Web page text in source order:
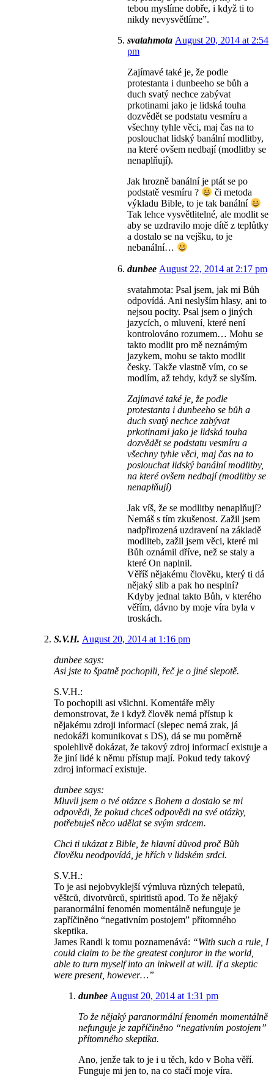
tebou myslíme dobře, i když ti to
nikdy nevysvětlíme”.
svatahmota August 20, 2014 at 2:54
pm
Zajímavé také je, že podle
protestanta i dunbeeho se bůh a
duch svatý nechce zabývat
prkotinami jako je lidská touha
dozvědět se podstatu vesmíru a
všechny tyhle věci, maj čas na to
poslouchat lidský banální modlitby,
na které ovšem nedbají (modlitby se
nenaplňují).
Jak hrozně banální je ptát se po
podstatě vesmíru ?
či metoda
výkladu Bible, to je tak banální
Tak lehce vysvětlitelné, ale modlit se
aby se uzdravilo moje dítě z teplůtky
a dostalo se na vejšku, to je
nebanální…
dunbee August 22, 2014 at 2:17 pm
svatahmota: Psal jsem, jak mi Bůh
odpovídá. Ani neslyším hlasy, ani to
nejsou pocity. Psal jsem o jiných
jazycích, o mluvení, které není
kontrolováno rozumem… Mohu se
takto modlit pro mě neznámým
jazykem, mohu se takto modlit
česky. Takže vlastně vím, co se
modlím, až tehdy, když se slyším.
Zajímavé také je, že podle
protestanta i dunbeeho se bůh a
duch svatý nechce zabývat
prkotinami jako je lidská touha
dozvědět se podstatu vesmíru a
všechny tyhle věci, maj čas na to
poslouchat lidský banální modlitby,
na které ovšem nedbají (modlitby se
nenaplňují)
Jak víš, že se modlitby nenaplňují?
Nemáš s tím zkušenost. Zažil jsem
nadpřirozená uzdravení na základě
modliteb, zažil jsem věci, které mi
Bůh oznámil dříve, než se staly a
které On naplnil.
Věříš nějakému člověku, který ti dá
nějaký slib a pak ho nesplní?
Kdyby jednal takto Bůh, v kterého
věřím, dávno by moje víra byla v
troskách.
S.V.H. August 20, 2014 at 1:16 pm
dunbee says:
Asi jste to špatně pochopili, řeč je o jiné slepotě.
S.V.H.:
To pochopili asi všichni. Komentáře měly
demonstrovat, že i když člověk nemá přístup k
nějakému zdroji informací (slepec nemá zrak, já
nedokáži komunikovat s DS), dá se mu poměrně
spolehlivě dokázat, že takový zdroj informací existuje a
že jiní lidé k němu přístup mají. Pokud tedy takový
zdroj informací existuje.
dunbee says:
Mluvil jsem o tvé otázce s Bohem a dostalo se mi
odpovědi, že pokud chceš odpovědi na své otázky,
potřebuješ něco udělat se svým srdcem.
Chci ti ukázat z Bible, že hlavní důvod proč Bůh
člověku neodpovídá, je hřích v lidském srdci.
S.V.H.:
To je asi nejobvyklejší výmluva různých telepatů,
věštců, divotvůrců, spiritistů apod. To že nějaký
paranormální fenomén momentálně nefunguje je
zapříčiněno “negativním postojem” přítomného
skeptika.
James Randi k tomu poznamenává: “With such a rule, I
could claim to be the greatest conjuror in the world,
able to turn myself into an inkwell at will. If a skeptic
were present, however…”
dunbee August 20, 2014 at 1:31 pm
To že nějaký paranormální fenomén momentálně
nefunguje je zapříčiněno “negativním postojem”
přítomného skeptika.
Ano, jenže tak to je i u těch, kdo v Boha věří.
Funguje mi jen to, na co stačí moje víra.